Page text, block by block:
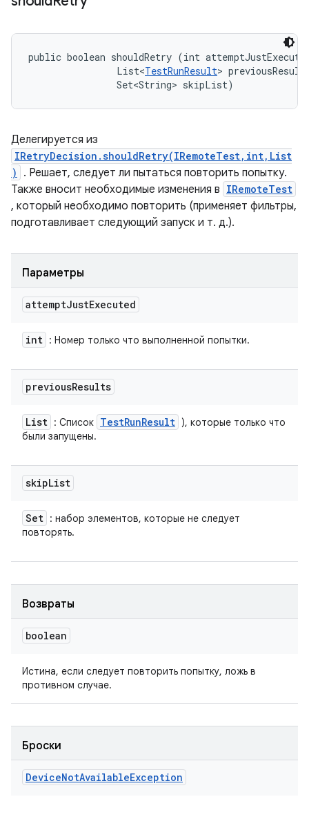
public boolean shouldRetry (int
                List<
TestRunResult>
                Set<String> skipList)
Делегируется из
IRetryDecision.shouldRetry(IRemoteTest,int,List
)
. Решает, следует ли пытаться повторить попытку.
Также вносит необходимые изменения в IRemoteTest
, который необходимо повторить (применяет фильтры,
подготавливает следующий запуск и т. д.).
Параметры
attemptJustExecuted
int : Номер только что выполненной попытки.
previousResults
List : Список TestRunResult ), которые только что
были запущены.
skipList
Set : набор элементов, которые не следует
повторять.
Возвраты
boolean
Истина, если следует повторить попытку, ложь в
противном случае.
Броски
DeviceNotAvailableException